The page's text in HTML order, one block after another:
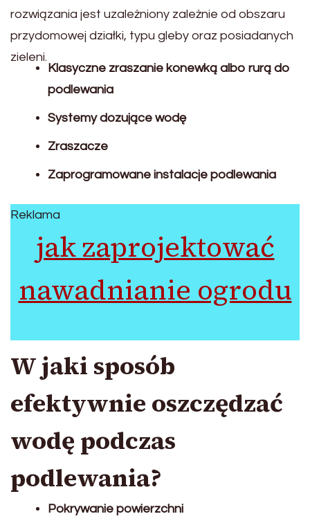
rozwiązania jest uzależniony zależnie od obszaru
przydomowej działki, typu gleby oraz posiadanych
zieleni.
Klasyczne zraszanie konewką albo rurą do
podlewania
Systemy dozujące wodę
Zraszacze
Zaprogramowane instalacje podlewania
Reklama
jak zaprojektować
nawadnianie ogrodu
W jaki sposób
efektywnie oszczędzać
wodę podczas
podlewania?
Pokrywanie powierzchni